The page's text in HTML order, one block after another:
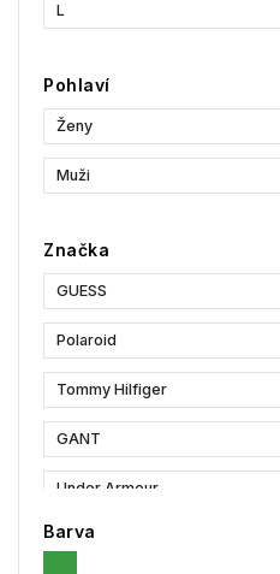
L
Pohlaví
Ženy
Muži
Značka
GUESS
Polaroid
Tommy Hilfiger
GANT
Under Armour
Privé Revaux
Barva